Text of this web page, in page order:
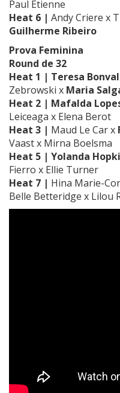
Paul Etienne
Heat 6 | Andy Criere x
Guilherme Ribeiro
Prova Feminina
Round de 32
Heat 1 | Teresa
Zebrowski x Maria
Heat 2 | Mafalda
Leiceaga x Elena Berot
Heat 3 | Maud Le Car x
Vaast x Mirna Boelsma
Heat 5 | Yolanda
Fierro x Ellie Turner
Heat 7 | Hina Marie-
Belle Betteridge x Lilou